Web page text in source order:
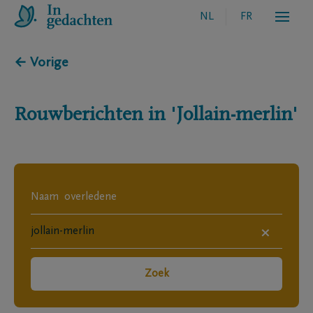
NL FR
← Vorige
Rouwberichten in 'Jollain-merlin'
×
Zoek